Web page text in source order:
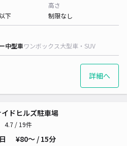
下
高さ
制限なし
中型車ワンボックス大型車・SUV
詳細へ
ドヒルズ駐車場
4.7 / 19件
¥80〜 / 15分